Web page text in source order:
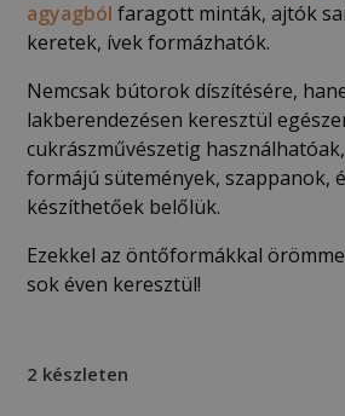
agyagból faragott minták, ajtók
keretek, ívek formázhatók.
Nemcsak bútorok díszítésére,
lakberendezésen keresztül
cukrászművészetig
formájú sütemények, szappanok,
készíthetőek belőlük.
Ezekkel az öntőformákkal
sok éven keresztül!
2 készleten